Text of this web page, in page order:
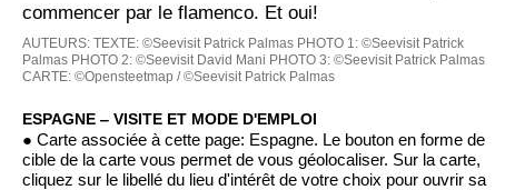
commencer par le flamenco. Et oui!
AUTEURS:TEXTE: ©Seevisit Patrick Palmas PHOTO 1: ©Seevisit Patrick
Palmas PHOTO 2: ©Seevisit David Mani PHOTO 3: ©Seevisit Patrick Palmas
CARTE: ©Opensteetmap / ©Seevisit Patrick Palmas
ESPAGNE ‒ VISITE ET MODE D'EMPLOI
● Carte associée à cette page: Espagne. Le bouton en forme de
cible de la carte vous permet de vous géolocaliser. Sur la carte,
cliquez sur le libellé du lieu d'intérêt de votre choix pour ouvrir sa